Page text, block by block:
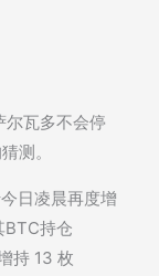
瓦多不会停
测。
日凌晨再度增
BTC持仓
持 13 枚